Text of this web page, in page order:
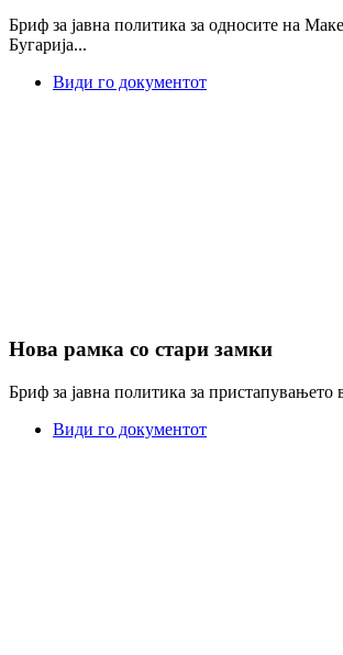
Бриф за јавна политика за односите на
Бугарија...
Види го документот
Нова рамка со стари замки
Бриф за јавна политика за пристапувањето
Види го документот